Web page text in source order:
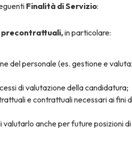
Finalità di Servizio:
precontrattuali,in particolare:
del personale (es. gestione e
di valutazione della candidatura;
e contrattuali necessari ai fini
valutarlo anche per future posizioni